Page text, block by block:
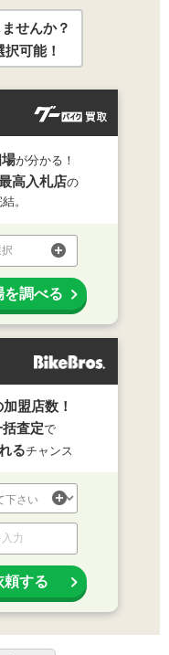
せんか？
可能！
が分かる！
高入札店の
。
を調べる
盟店数！
括査定で
るチャンス
頼する